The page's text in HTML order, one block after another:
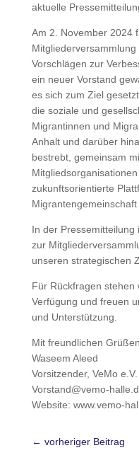
aktuelle
Am 2. November 2024
Vorschlägen zur
ein neuer Vorstand
es sich zum Ziel
die soziale und
Migrantinnen und
Anhalt und darüber
bestrebt, gemeinsam
zukunftsorientierte
Migrantengemeinschaft
In der Pressemitteilung
zur
unseren strategischen
Für Rückfragen stehen
Verfügung und freuen
und Unterstützung.
Mit freundlichen Grüßen
Waseem Aleed
Vorsitzender, VeMo e.V.
Vorstand@vemo-
Website: www.vemo-
← vorheriger Beitrag